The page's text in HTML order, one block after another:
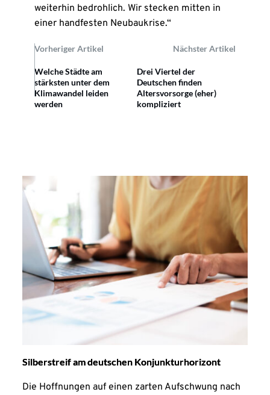
weiterhin bedrohlich. Wir stecken mitten in
einer handfesten Neubaukrise.“
Vorheriger Artikel Nächster Artikel
Welche Städte am
stärksten unter dem
Klimawandel leiden
werden
Drei Viertel der
Deutschen finden
Altersvorsorge (eher)
kompliziert
Silberstreif am deutschen Konjunkturhorizont
Die Hoffnungen auf einen zarten Aufschwung nach